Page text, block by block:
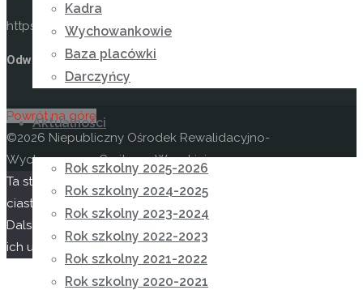
Kadra
Wychowankowie
Baza placówki
Darczyńcy
Aktualności
Rok szkolny 2025-2026
Rok szkolny 2024-2025
Rok szkolny 2023-2024
Rok szkolny 2022-2023
Rok szkolny 2021-2022
Rok szkolny 2020-2021
https://osrodekwysoka.pl
Odwiedź nas na facebooku
Powrót na górę
©2026 Niepubliczny Ośrodek Rewalidacyjno-
Wychowawczy Caritas w Wysokiej
Ta strona korzysta z
ciasteczek aby świadczyć usługi na najwyższym poziomie.
Dalsze korzystanie ze strony oznacza, że zgadzasz się na
ich użycie.
Nie wyrażam zgody